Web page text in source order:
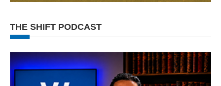
THE SHIFT PODCAST